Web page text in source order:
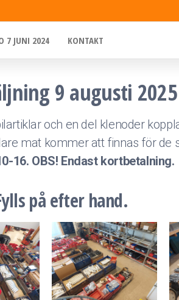
7 JUNI 2024 KONTAKT
9 augusti 2025
och en del klenoder
mat kommer att finnas för de
16. OBS! Endast kortbetalning.
på efter hand.